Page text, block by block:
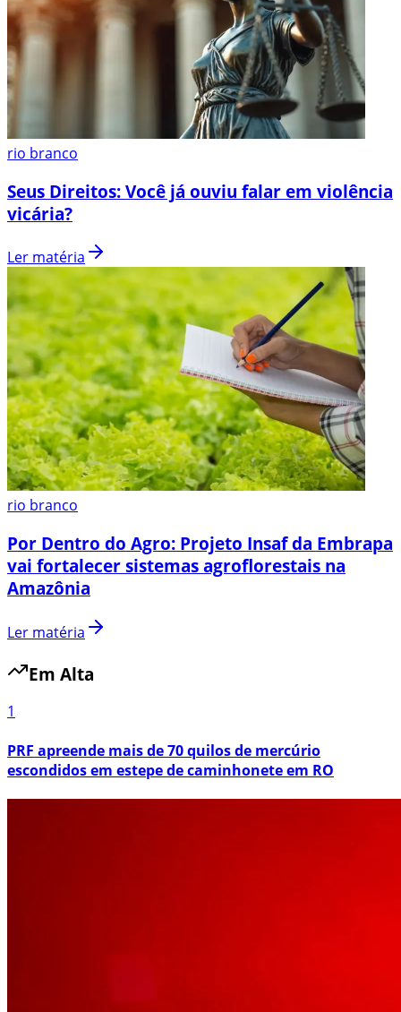
rio branco
Seus Direitos: Você já ouviu falar em violência
vicária?
Ler matéria
rio branco
Por Dentro do Agro: Projeto Insaf da Embrapa
vai fortalecer sistemas agroflorestais na
Amazônia
Ler matéria
Em Alta
1
PRF apreende mais de 70 quilos de mercúrio
escondidos em estepe de caminhonete em RO